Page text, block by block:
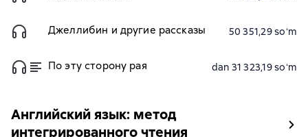
Джеллибин и другие рассказы 50 351,29 soʻm
По эту сторону рая dan 31 323,19 soʻm
Английский язык: метод
интегрированного чтения